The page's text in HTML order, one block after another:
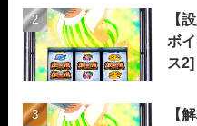
【
ボ
ス2]
【